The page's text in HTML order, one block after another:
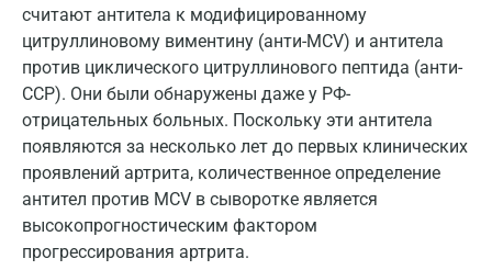
считают антитела к модифицированному
цитруллиновому виментину (анти-MCV) и антитела
против циклического цитруллинового пептида (анти-
CCP). Они были обнаружены даже у РФ-
отрицательных больных. Поскольку эти антитела
появляются за несколько лет до первых клинических
проявлений артрита, количественное определение
антител против MCV в сыворотке является
высокопрогностическим фактором
прогрессирования артрита.
Домодедово
Жуковский
Звенигород
Зеленоград
Иваново